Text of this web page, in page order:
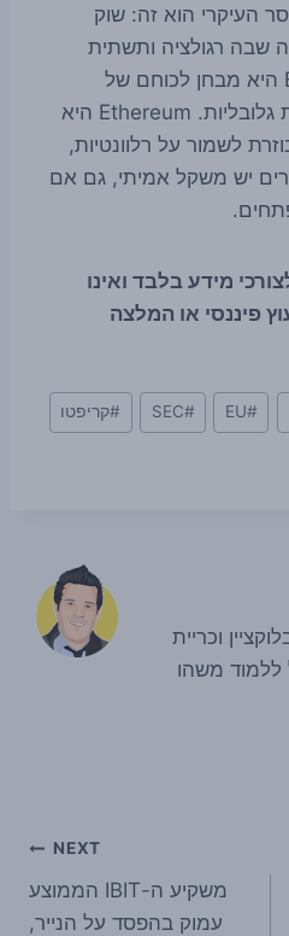
העיקרי הוא זה: שוק
שבה רגולציה ותשתית
נפגשות חזיתית. Binance היא מבחן לכוחם של
רגולטורים מול פלטפורמות גלובליות. Ethereum היא
לשמור על רלוונטיות,
יש משקל אמיתי, גם אם
מידע בלבד ואינו
פיננסי או המלצה
#
EU
#
SEC
#קריפטו
וכריית
משהו
NEXT
משקיע ה-IBIT הממוצע
עמוק בהפסד על הנייר,